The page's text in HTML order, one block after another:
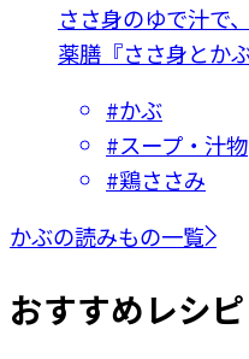
ささ身のゆで汁で
薬膳『ささ身とか
#かぶ
#スープ・汁物
#鶏ささみ
かぶの読みもの一覧
おすすめレシピ